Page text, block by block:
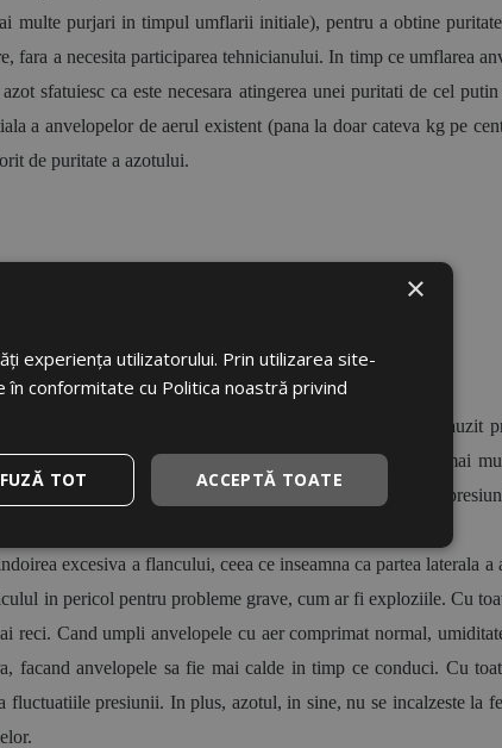
multe purjari in timpul umflarii initiale), pentru a obtine
fara a necesita participarea tehnicianului. In timp ce umflarea
sfatuiesc ca este necesara atingerea unei puritati de cel
a anvelopelor de aerul existent (pana la doar cateva kg pe
de puritate a azotului.
proceduri
combustibil si a sigurantei vehiculelor, este posibil sa fi auzit
cu acest gaz poate aduce beneficii masinii in mai
duratei de viata a benzii de rulare, la retinerea
excesiva a flancului, ceea ce inseamna ca partea laterala a
in pericol pentru probleme grave, cum ar fi exploziile. Cu
reci. Cand umpli anvelopele cu aer comprimat normal,
anvelopele sa fie mai calde in timp ce conduci. Cu
presiunii. In plus, azotul, in sine, nu se incalzeste la
×
experiența utilizatorului. Prin utilizarea site-
conformitate cu Politica noastră privind
ACCEPTĂ TOATE
TOT